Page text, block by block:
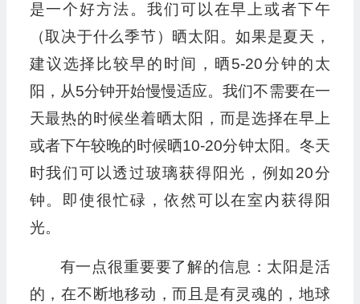
是一个好方法。我们可以在早上或者下午
（取决于什么季节）晒太阳。如果是夏天，
建议选择比较早的时间，晒5-20分钟的太
阳，从5分钟开始慢慢适应。我们不需要在一
天最热的时候坐着晒太阳，而是选择在早上
或者下午较晚的时候晒10-20分钟太阳。冬天
时我们可以透过玻璃获得阳光，例如20分
钟。即使很忙碌，依然可以在室内获得阳
光。
有一点很重要要了解的信息：太阳是活
的，在不断地移动，而且是有灵魂的，地球